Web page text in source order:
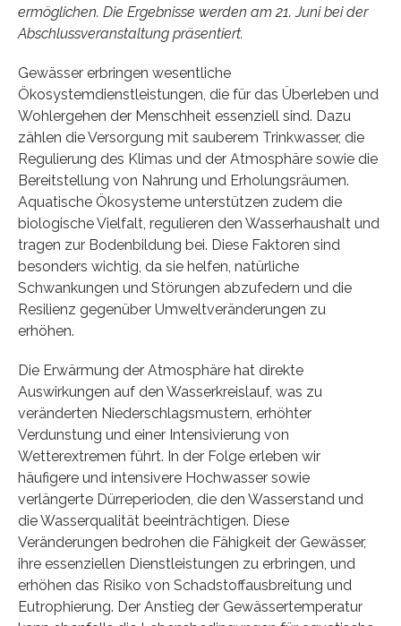
ermöglichen. Die Ergebnisse werden am 21. Juni bei der
Abschlussveranstaltung präsentiert.
Gewässer erbringen wesentliche
Ökosystemdienstleistungen, die für das Überleben und
Wohlergehen der Menschheit essenziell sind. Dazu
zählen die Versorgung mit sauberem Trinkwasser, die
Regulierung des Klimas und der Atmosphäre sowie die
Bereitstellung von Nahrung und Erholungsräumen.
Aquatische Ökosysteme unterstützen zudem die
biologische Vielfalt, regulieren den Wasserhaushalt und
tragen zur Bodenbildung bei. Diese Faktoren sind
besonders wichtig, da sie helfen, natürliche
Schwankungen und Störungen abzufedern und die
Resilienz gegenüber Umweltveränderungen zu
erhöhen.
Die Erwärmung der Atmosphäre hat direkte
Auswirkungen auf den Wasserkreislauf, was zu
veränderten Niederschlagsmustern, erhöhter
Verdunstung und einer Intensivierung von
Wetterextremen führt. In der Folge erleben wir
häufigere und intensivere Hochwasser sowie
verlängerte Dürreperioden, die den Wasserstand und
die Wasserqualität beeinträchtigen. Diese
Veränderungen bedrohen die Fähigkeit der Gewässer,
ihre essenziellen Dienstleistungen zu erbringen, und
erhöhen das Risiko von Schadstoffausbreitung und
Eutrophierung. Der Anstieg der Gewässertemperatur